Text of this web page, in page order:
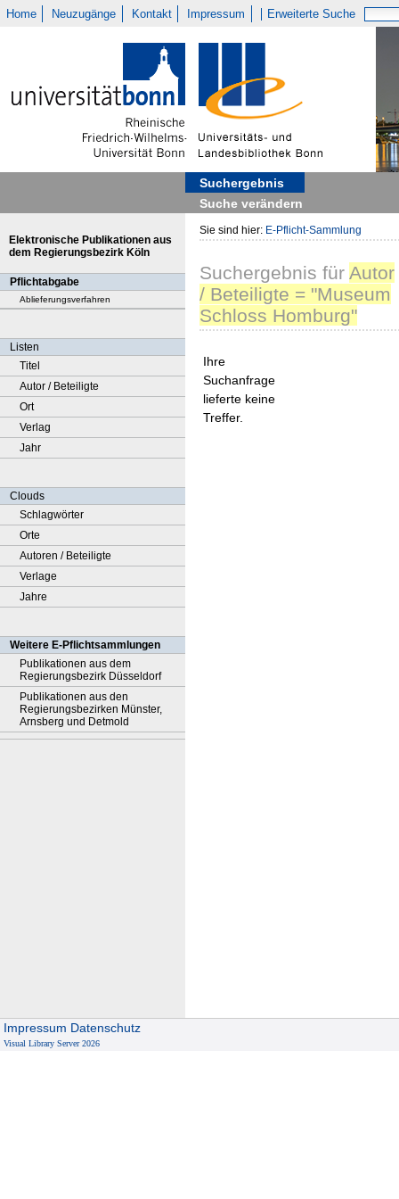
Home Neuzugänge Kontakt Impressum Erweiterte Suche
Suchergebnis
Suche verändern
Elektronische Publikationen aus
dem Regierungsbezirk Köln
Pflichtabgabe
Ablieferungsverfahren
Listen
Titel
Autor / Beteiligte
Ort
Verlag
Jahr
Clouds
Schlagwörter
Orte
Autoren / Beteiligte
Verlage
Jahre
Weitere E-Pflichtsammlungen
Publikationen aus dem
Regierungsbezirk Düsseldorf
Publikationen aus den
Regierungsbezirken Münster,
Arnsberg und Detmold
Sie sind hier: E-Pflicht-Sammlung
Suchergebnis für Autor
/ Beteiligte = "Museum
Schloss Homburg"
Ihre
Suchanfrage
lieferte keine
Treffer.
Impressum Datenschutz
Visual Library Server 2026